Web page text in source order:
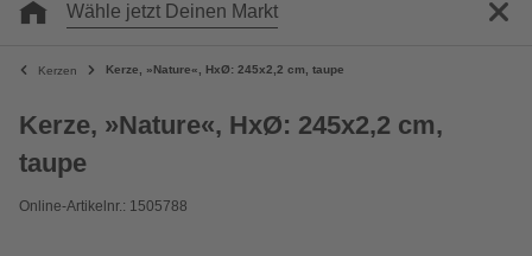
Wähle jetzt Deinen Markt
Kerzen Kerze, »Nature«, HxØ: 245x2,2 cm, taupe
Kerze, »Nature«, HxØ: 245x2,2 cm,
taupe
Online-Artikelnr.: 1505788